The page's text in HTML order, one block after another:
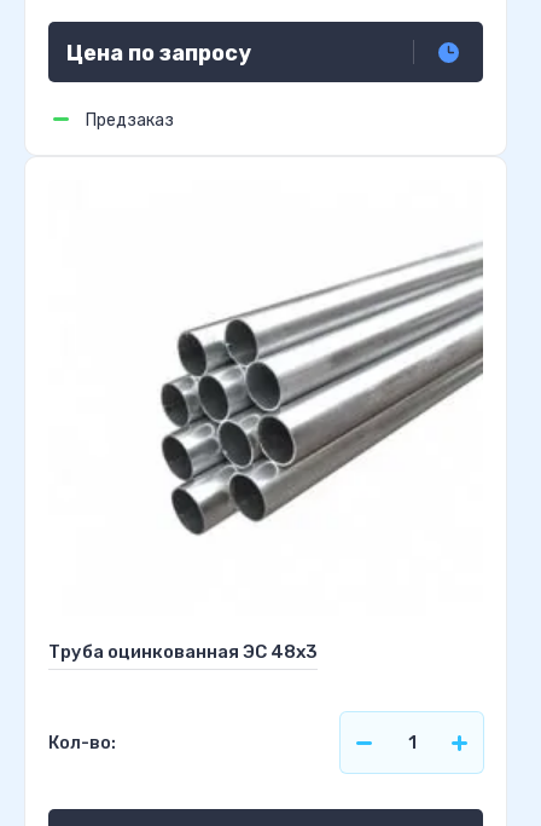
Цена по запросу
Предзаказ
Труба оцинкованная ЭС 48х3
Кол-во: